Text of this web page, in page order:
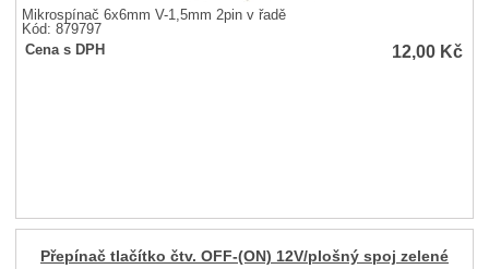
Mikrospínač 6x6mm V-1,5mm 2pin v řadě
Kód: 879797
Cena s DPH
12,00 Kč
Přepínač tlačítko čtv. OFF-(ON) 12V/plošný spoj zelené